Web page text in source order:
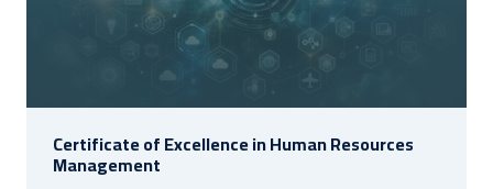
Certificate of Excellence in Human Resources
Management